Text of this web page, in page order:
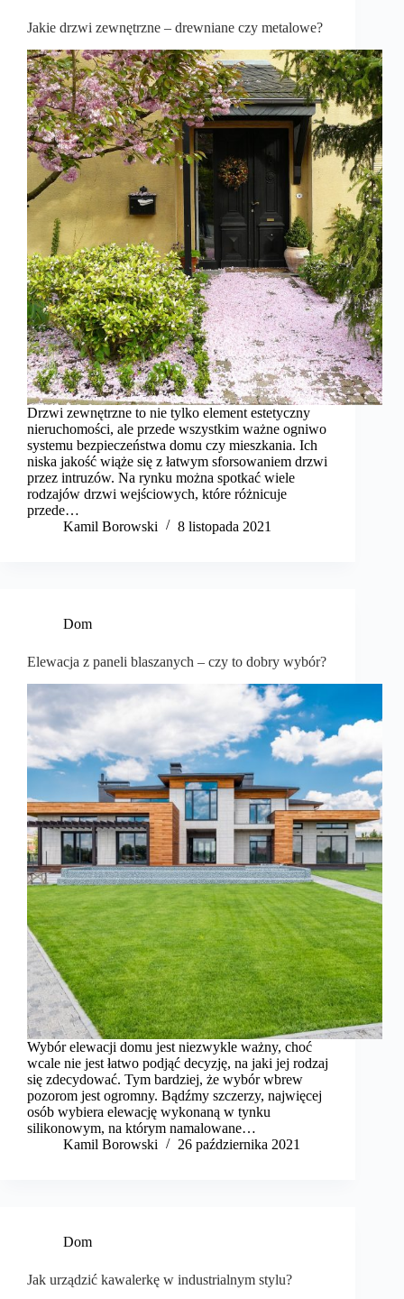
Jakie drzwi zewnętrzne – drewniane czy metalowe?
Drzwi zewnętrzne to nie tylko element estetyczny
nieruchomości, ale przede wszystkim ważne ogniwo
systemu bezpieczeństwa domu czy mieszkania. Ich
niska jakość wiąże się z łatwym sforsowaniem drzwi
przez intruzów. Na rynku można spotkać wiele
rodzajów drzwi wejściowych, które różnicuje
przede…
Kamil Borowski
8 listopada 2021
Dom
Elewacja z paneli blaszanych – czy to dobry wybór?
Wybór elewacji domu jest niezwykle ważny, choć
wcale nie jest łatwo podjąć decyzję, na jaki jej rodzaj
się zdecydować. Tym bardziej, że wybór wbrew
pozorom jest ogromny. Bądźmy szczerzy, najwięcej
osób wybiera elewację wykonaną w tynku
silikonowym, na którym namalowane…
Kamil Borowski
26 października 2021
Dom
Jak urządzić kawalerkę w industrialnym stylu?